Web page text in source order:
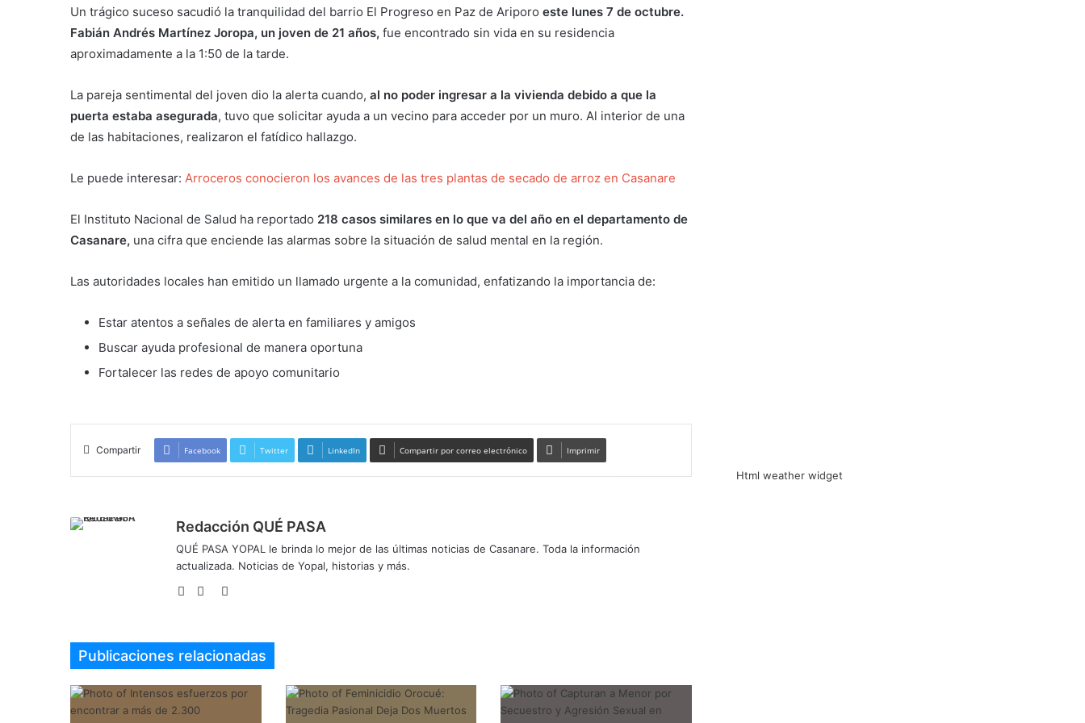
Un trágico suceso sacudió la tranquilidad del barrio El Progreso en Paz de Ariporo este lunes 7 de octubre.
Fabián Andrés Martínez Joropa, un joven de 21 años, fue encontrado sin vida en su residencia
aproximadamente a la 1:50 de la tarde.
La pareja sentimental del joven dio la alerta cuando, al no poder ingresar a la vivienda debido a que la
puerta estaba asegurada, tuvo que solicitar ayuda a un vecino para acceder por un muro. Al interior de una
de las habitaciones, realizaron el fatídico hallazgo.
Le puede interesar: Arroceros conocieron los avances de las tres plantas de secado de arroz en Casanare
El Instituto Nacional de Salud ha reportado 218 casos similares en lo que va del año en el departamento de
Casanare, una cifra que enciende las alarmas sobre la situación de salud mental en la región.
Las autoridades locales han emitido un llamado urgente a la comunidad, enfatizando la importancia de:
Estar atentos a señales de alerta en familiares y amigos
Buscar ayuda profesional de manera oportuna
Fortalecer las redes de apoyo comunitario
Compartir Facebook Twitter LinkedIn Compartir por correo electrónico Imprimir
Redacción QUÉ PASA
QUÉ PASA YOPAL le brinda lo mejor de las últimas noticias de Casanare. Toda la información
actualizada. Noticias de Yopal, historias y más.
Sitio Facebook
Twitter
Publicaciones relacionadas
Html weather widget